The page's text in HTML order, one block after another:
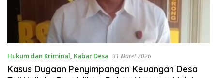
Hukum dan Kriminal, Kabar Desa 31 Maret 2026
Kasus Dugaan Penyimpangan Keuangan Desa